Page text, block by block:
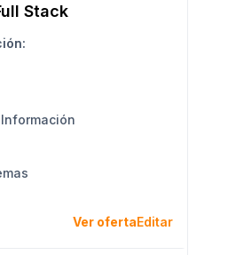
Stack
Ver ofertaEditar